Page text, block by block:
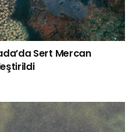
Sert Mercan